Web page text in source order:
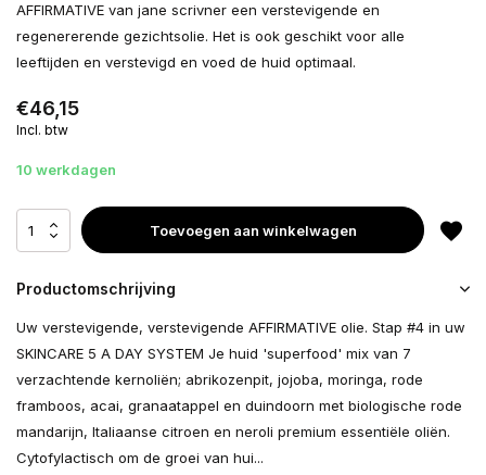
AFFIRMATIVE van jane scrivner een verstevigende en
regenererende gezichtsolie. Het is ook geschikt voor alle
leeftijden en verstevigd en voed de huid optimaal.
€46,15
Incl. btw
10 werkdagen
Toevoegen aan winkelwagen
Productomschrijving
Uw verstevigende, verstevigende AFFIRMATIVE olie. Stap #4 in uw
SKINCARE 5 A DAY SYSTEM Je huid 'superfood' mix van 7
verzachtende kernoliën; abrikozenpit, jojoba, moringa, rode
framboos, acai, granaatappel en duindoorn met biologische rode
mandarijn, Italiaanse citroen en neroli premium essentiële oliën.
Cytofylactisch om de groei van hui...